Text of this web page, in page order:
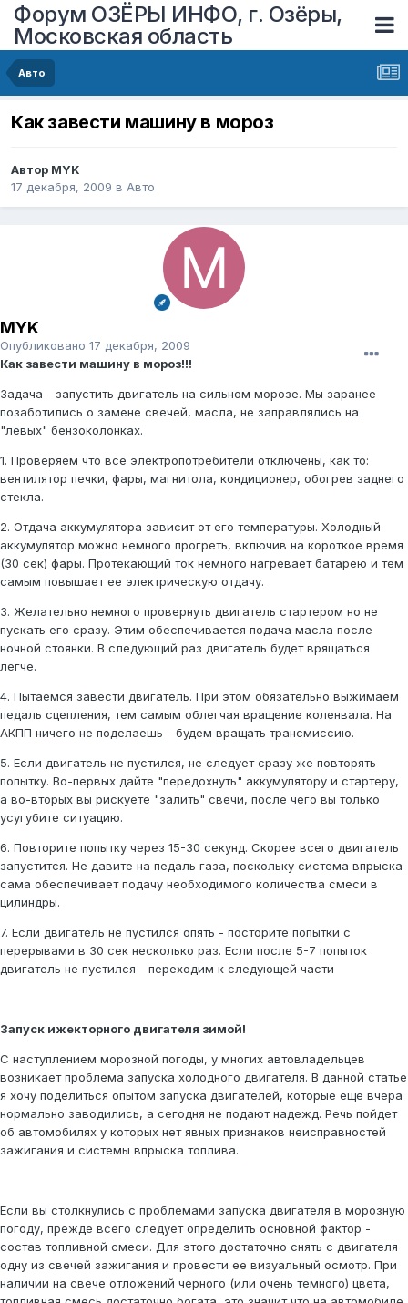
Форум ОЗЁРЫ ИНФО, г. Озёры,
Московская область
Авто
Как завеcти машину в мороз
Автор MYK
17 декабря, 2009 в Авто
MYK
Опубликовано 17 декабря, 2009
Как завести машину в мороз!!!
Задача - запустить двигатель на сильном морозе. Мы заранее
позаботились о замене свечей, масла, не заправлялись на
"левых" бензоколонках.
1. Проверяем что все электропотребители отключены, как то:
вентилятор печки, фары, магнитола, кондиционер, обогрев заднего
стекла.
2. Отдача аккумулятора зависит от его температуры. Холодный
аккумулятор можно немного прогреть, включив на короткое время
(30 сек) фары. Протекающий ток немного нагревает батарею и тем
самым повышает ее электрическую отдачу.
3. Желательно немного провернуть двигатель стартером но не
пускать его сразу. Этим обеспечивается подача масла после
ночной стоянки. В следующий раз двигатель будет врящаться
легче.
4. Пытаемся завеcти двигатель. При этом обязательно выжимаем
педаль сцепления, тем самым облегчая вращение коленвала. На
АКПП ничего не поделаешь - будем вращать трансмиссию.
5. Если двигатель не пустился, не следует сразу же повторять
попытку. Во-первых дайте "передохнуть" аккумулятору и стартеру,
а во-вторых вы рискуете "залить" свечи, после чего вы только
усугубите ситуацию.
6. Повторите попытку через 15-30 секунд. Скорее всего двигатель
запустится. Не давите на педаль газа, поскольку система впрыска
сама обеспечивает подачу необходимого количества смеси в
цилиндры.
7. Если двигатель не пустился опять - посторите попытки с
перерывами в 30 сек несколько раз. Если после 5-7 попыток
двигатель не пустился - переходим к следующей части
Запуск ижекторного двигателя зимой!
С наступлением морозной погоды, у многих автовладельцев
возникает проблема запуска холодного двигателя. В данной статье
я хочу поделиться опытом запуска двигателей, которые еще вчера
нормально заводились, а сегодня не подают надежд. Речь пойдет
об автомобилях у которых нет явных признаков неисправностей
зажигания и системы впрыска топлива.
Если вы столкнулись с проблемами запуска двигателя в морозную
погоду, прежде всего следует определить основной фактор -
состав топливной смеси. Для этого достаточно снять с двигателя
одну из свечей зажигания и провести ее визуальный осмотр. При
наличии на свече отложений черного (или очень темного) цвета,